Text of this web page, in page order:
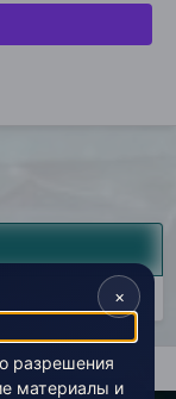
страницу.
Авторские вселенные
×
разрешения
материалы и